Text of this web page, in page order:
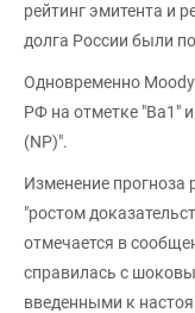
рейтинг эмитента и
долга России были
Одновременно
РФ на отметке "Ba1"
(NP)".
Изменение прогноза
"ростом
отмечается в
справилась с
введенными к